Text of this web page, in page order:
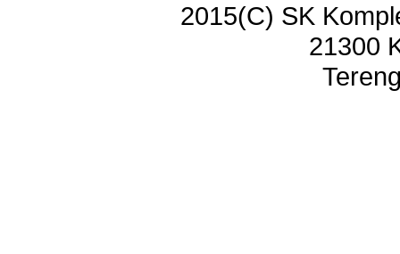
2015(C) SK
21300